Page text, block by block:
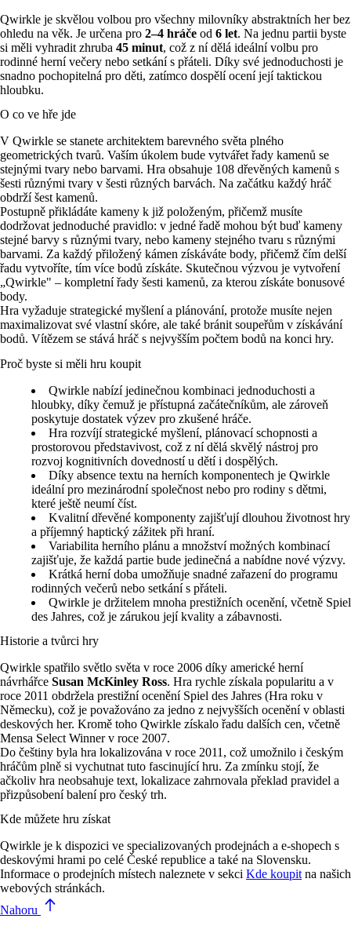
Qwirkle je skvělou volbou pro všechny milovníky abstraktních her bez
ohledu na věk. Je určena pro 2–4 hráče od 6 let. Na jednu partii byste
si měli vyhradit zhruba 45 minut, což z ní dělá ideální volbu pro
rodinné herní večery nebo setkání s přáteli. Díky své jednoduchosti je
snadno pochopitelná pro děti, zatímco dospělí ocení její taktickou
hloubku.
O co ve hře jde
V Qwirkle se stanete architektem barevného světa plného
geometrických tvarů. Vaším úkolem bude vytvářet řady kamenů se
stejnými tvary nebo barvami. Hra obsahuje 108 dřevěných kamenů s
šesti různými tvary v šesti různých barvách. Na začátku každý hráč
obdrží šest kamenů.
Postupně přikládáte kameny k již položeným, přičemž musíte
dodržovat jednoduché pravidlo: v jedné řadě mohou být buď kameny
stejné barvy s různými tvary, nebo kameny stejného tvaru s různými
barvami. Za každý přiložený kámen získáváte body, přičemž čím delší
řadu vytvoříte, tím více bodů získáte. Skutečnou výzvou je vytvoření
„Qwirkle" – kompletní řady šesti kamenů, za kterou získáte bonusové
body.
Hra vyžaduje strategické myšlení a plánování, protože musíte nejen
maximalizovat své vlastní skóre, ale také bránit soupeřům v získávání
bodů. Vítězem se stává hráč s nejvyšším počtem bodů na konci hry.
Proč byste si měli hru koupit
Qwirkle nabízí jedinečnou kombinaci jednoduchosti a
hloubky, díky čemuž je přístupná začátečníkům, ale zároveň
poskytuje dostatek výzev pro zkušené hráče.
Hra rozvíjí strategické myšlení, plánovací schopnosti a
prostorovou představivost, což z ní dělá skvělý nástroj pro
rozvoj kognitivních dovedností u dětí i dospělých.
Díky absence textu na herních komponentech je Qwirkle
ideální pro mezinárodní společnost nebo pro rodiny s dětmi,
které ještě neumí číst.
Kvalitní dřevěné komponenty zajišťují dlouhou životnost hry
a příjemný haptický zážitek při hraní.
Variabilita herního plánu a množství možných kombinací
zajišťuje, že každá partie bude jedinečná a nabídne nové výzvy.
Krátká herní doba umožňuje snadné zařazení do programu
rodinných večerů nebo setkání s přáteli.
Qwirkle je držitelem mnoha prestižních ocenění, včetně Spiel
des Jahres, což je zárukou její kvality a zábavnosti.
Historie a tvůrci hry
Qwirkle spatřilo světlo světa v roce 2006 díky americké herní
návrhářce Susan McKinley Ross. Hra rychle získala popularitu a v
roce 2011 obdržela prestižní ocenění Spiel des Jahres (Hra roku v
Německu), což je považováno za jedno z nejvyšších ocenění v oblasti
deskových her. Kromě toho Qwirkle získalo řadu dalších cen, včetně
Mensa Select Winner v roce 2007.
Do češtiny byla hra lokalizována v roce 2011, což umožnilo i českým
hráčům plně si vychutnat tuto fascinující hru. Za zmínku stojí, že
ačkoliv hra neobsahuje text, lokalizace zahrnovala překlad pravidel a
přizpůsobení balení pro český trh.
Kde můžete hru získat
Qwirkle je k dispozici ve specializovaných prodejnách a e-shopech s
deskovými hrami po celé České republice a také na Slovensku.
Informace o prodejních místech naleznete v sekci Kde koupit na našich
webových stránkách.
Nahoru